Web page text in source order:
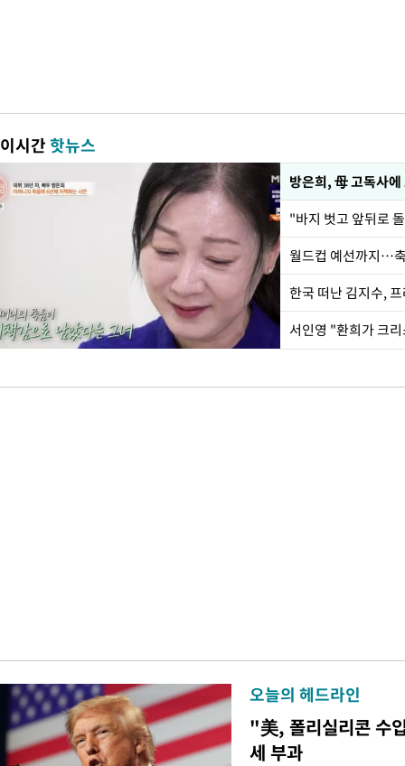
이시간핫뉴스
방은희, 母 고독사
월드컵 예선까지…
한국 떠난 김지수,
서인영 "환희가 크
오늘의 헤드라인
"美, 폴리실리콘 수
세 부과